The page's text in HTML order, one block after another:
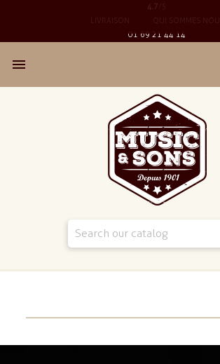
LIVRAISON QUI SOMMES NOUS
4.7
01 69 21 44 14
